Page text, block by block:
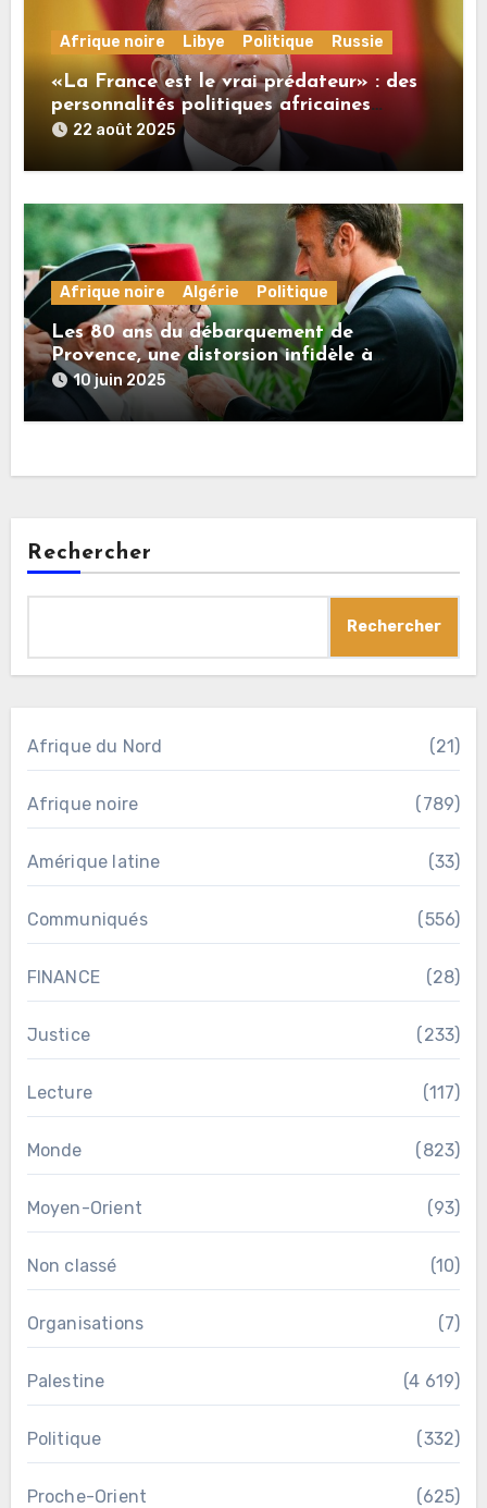
Afrique noire Libye Politique Russie
«La France est le vrai prédateur» : des
personnalités politiques africaines
commentent à RT les propos de Macron
sur la Russie
22 août 2025
Afrique noire Algérie Politique
Les 80 ans du débarquement de
Provence, une distorsion infidèle à
l’histoire
10 juin 2025
Rechercher
Rechercher
Afrique du Nord (21)
Afrique noire (789)
Amérique latine (33)
Communiqués (556)
FINANCE (28)
Justice (233)
Lecture (117)
Monde (823)
Moyen-Orient (93)
Non classé (10)
Organisations (7)
Palestine (4 619)
Politique (332)
Proche-Orient (625)